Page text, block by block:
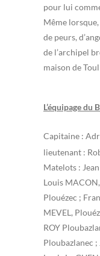
pour lui
Même
de peurs,
de l’archipel
maison de
L’équipage
Capitaine :
lieutenant :
Matelots :
Louis
Plouézec ;
MEVEL,
ROY
Ploubazlanec ;